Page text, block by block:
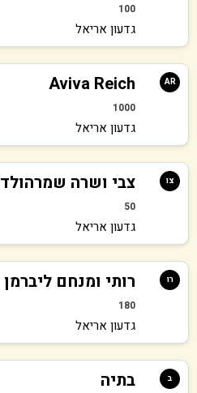
100
גדעון אריאל
Aviva Reich
1000
גדעון אריאל
AR
צבי ושרה שמרהולד
50
גדעון אריאל
צו
רותי ומנחם ליברמן
180
גדעון אריאל
רו
בתיה ב